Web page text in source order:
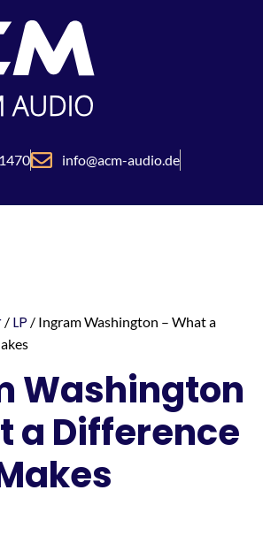
info@acm-audio.de
/ LP / Ingram Washington – What a
Washington
a Difference